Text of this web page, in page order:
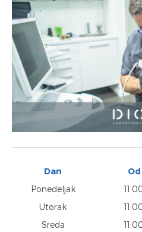
Dan Od
Ponedeljak
Utorak
Sreda